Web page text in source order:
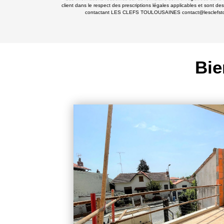
client dans le respect des prescriptions légales applicables et sont
contactant LES CLEFS TOULOUSAINES